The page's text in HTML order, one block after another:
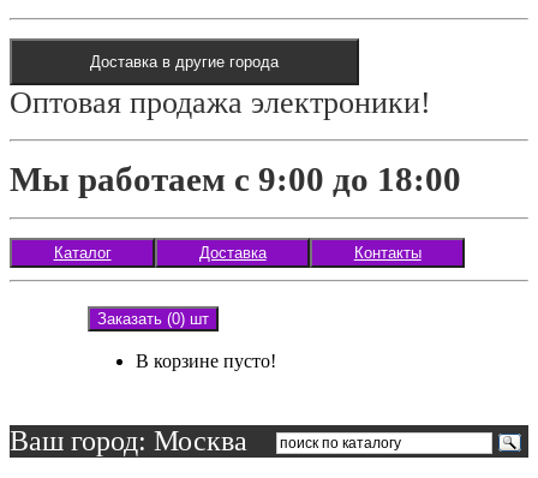
Доставка в другие города
Оптовая продажа электроники!
Мы работаем с 9:00 до 18:00
Каталог Доставка Контакты
Заказать (0) шт
В корзине пусто!
Ваш город: Москва